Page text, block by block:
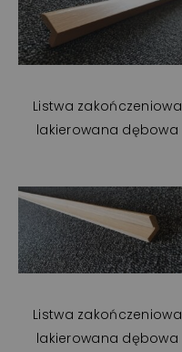
Listwa zakończeniowa
lakierowana dębowa
Listwa zakończeniowa
lakierowana dębowa